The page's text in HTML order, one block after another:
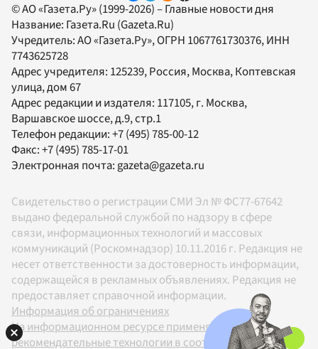
© АО «Газета.Ру» (1999-2026) – Главные новости дня
Название: Газета.Ru (Gazeta.Ru)
Учредитель:АО «Газета.Ру», ОГРН 1067761730376, ИНН
7743625728
Адрес учредителя: 125239, Россия, Москва, Коптевская
улица, дом 67
Адрес редакции и издателя: 117105, г. Москва,
Варшавское шоссе, д.9, стр.1
Телефон редакции:+7 (495) 785-00-12
Факс:+7 (495) 785-17-01
Электронная почта:gazeta@gazeta.ru
Свидетельство о регистрации СМИ Эл № ФС77-67642
выдано федеральной службой по надзору в сфере
связи, информационных технологий и массовых
коммуникаций (Роскомнадзор) 10.11.2016 г. Редакция не
несет ответственности за достоверность информации,
содержащейся в рекламных объявлениях. Редакция не
предоставляет справочной информации.
Информация об ограничениях
На информационном ресурсе применяются
рекомендательные технологии в соответствии с